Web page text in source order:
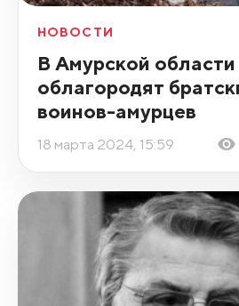
НОВОСТИ
В Амурской области
облагородят
воинов-амурцев
18 марта 2024, 15:59